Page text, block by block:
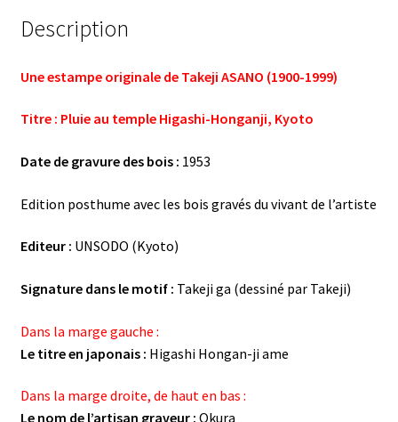
Description
Une estampe originale de Takeji ASANO (1900-1999)
Titre : Pluie au temple Higashi-Honganji, Kyoto
Date de gravure des bois : 1953
Edition posthume avec les bois gravés du vivant de l’artiste
Editeur : UNSODO (Kyoto)
Signature dans le motif : Takeji ga (dessiné par Takeji)
Dans la marge gauche :
Le titre en japonais : Higashi Hongan-ji ame
Dans la marge droite, de haut en bas :
Le nom de l’artisan graveur : Okura